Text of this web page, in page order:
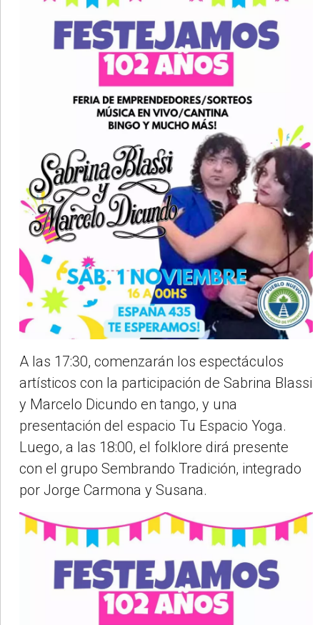
A las 17:30, comenzarán los espectáculos
artísticos con la participación de Sabrina Blassi
y Marcelo Dicundo en tango, y una
presentación del espacio Tu Espacio Yoga.
Luego, a las 18:00, el folklore dirá presente
con el grupo Sembrando Tradición, integrado
por Jorge Carmona y Susana.